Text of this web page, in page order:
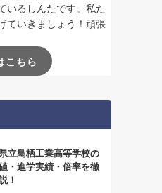
いるしんたです。私た
ていきましょう！頑張
こちら
立鳥栖工業高等学校の
・進学実績・倍率を徹
！